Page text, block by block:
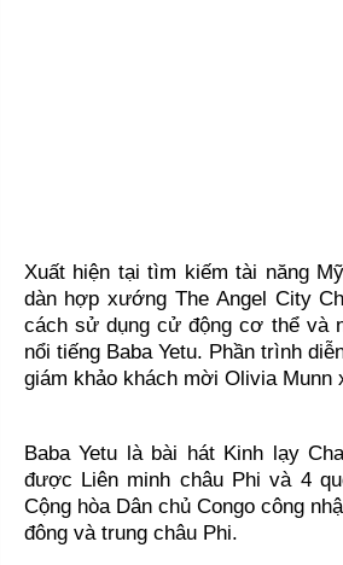
Xuất hiện tại tìm kiếm tài năng
dàn hợp xướng The Angel City
cách sử dụng cử động cơ thể và
nổi tiếng Baba Yetu. Phần trình
giám khảo khách mời Olivia Munn
Baba Yetu là bài hát Kinh lạy
được Liên minh châu Phi và 4
Cộng hòa Dân chủ Congo công
đông và trung châu Phi.